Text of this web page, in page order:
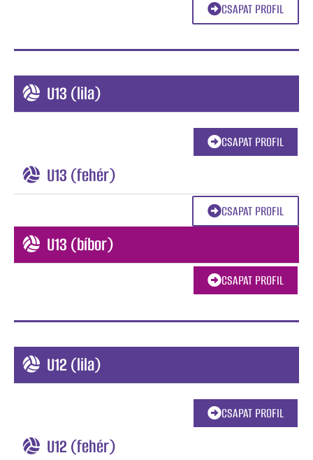
CSAPAT PROFIL
U13 (lila)
CSAPAT PROFIL
U13 (fehér)
CSAPAT PROFIL
U13 (bíbor)
CSAPAT PROFIL
U12 (lila)
CSAPAT PROFIL
U12 (fehér)